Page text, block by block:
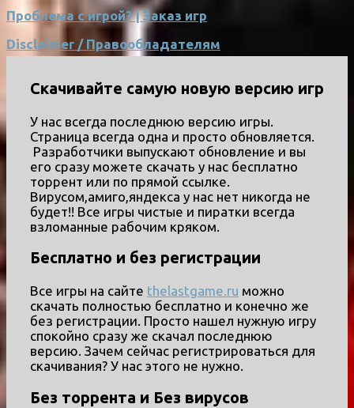
Проблема с игрой? | Заказ игр
Disclaimer / Правообладателям
Скачивайте самую новую версию игр
У нас всегда последнюю версию игры.
Страница всегда одна и просто обновляется.
Разработчики выпускают обновление и вы
его сразу можете скачать у нас бесплатно
торрент или по прямой ссылке.
Вирусом,амиго,яндекса у нас нет никогда не
будет!! Все игры чистые и пиратки всегда
взломанные рабочим кряком.
Бесплатно и без регистрации
Все игры на сайте thelastgame.ru можно
скачать полностью бесплатно и конечно же
без регистрации. Просто нашел нужную игру
спокойно сразу же скачал последнюю
версию. Зачем сейчас регистрироваться для
скачивания? У нас этого не нужно.
Без торрента и Без вирусов